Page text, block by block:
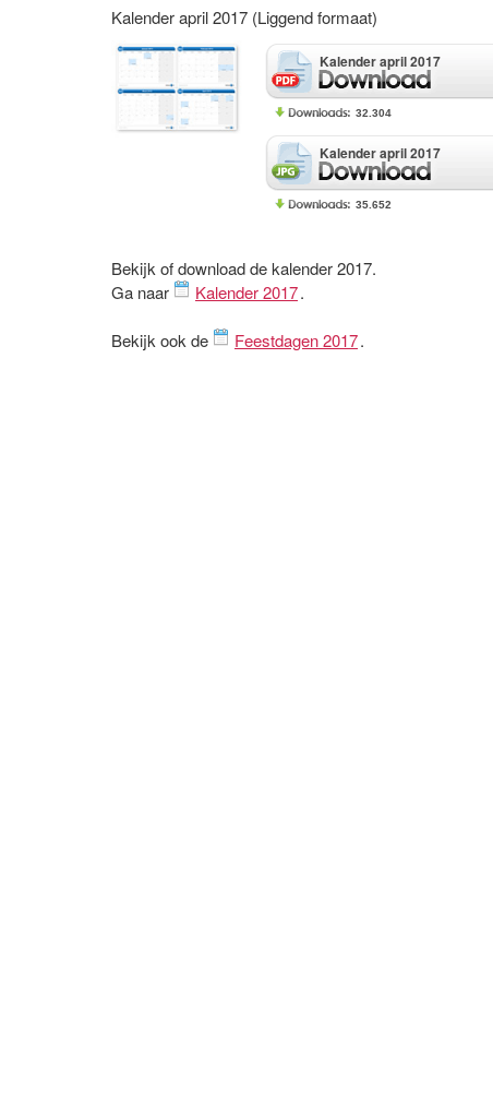
Kalender april 2017 (Liggend formaat)
Kalender april 2017
32.304
Kalender april 2017
35.652
Bekijk of download de kalender 2017.
Ga naar
Kalender 2017.
Bekijk ook de Feestdagen 2017.